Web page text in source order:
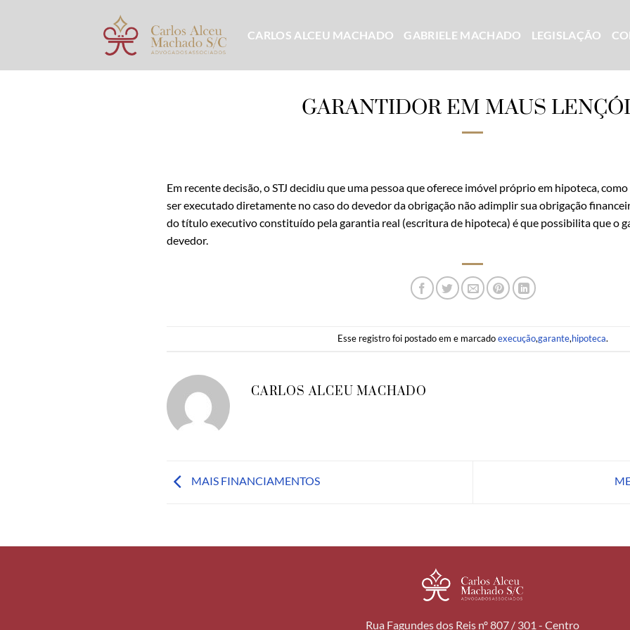
CARLOS ALCEU MACHADO GABRIELE MACHADO LEGISLAÇÃO
GARANTIDOR EM MAUS
Em recente decisão, o STJ decidiu que uma pessoa que oferece imóvel próprio em hipoteca,
ser executado diretamente no caso do devedor da obrigação não adimplir sua obrigação
do título executivo constituído pela garantia real (escritura de hipoteca) é que possibilita que o
devedor.
Esse registro foi postado em e marcadoexecução,garante,hipoteca.
CARLOS ALCEU MACHADO
MAIS FINANCIAMENTOS
Rua Fagundes dos Reis nº 807 / 301 - Centro